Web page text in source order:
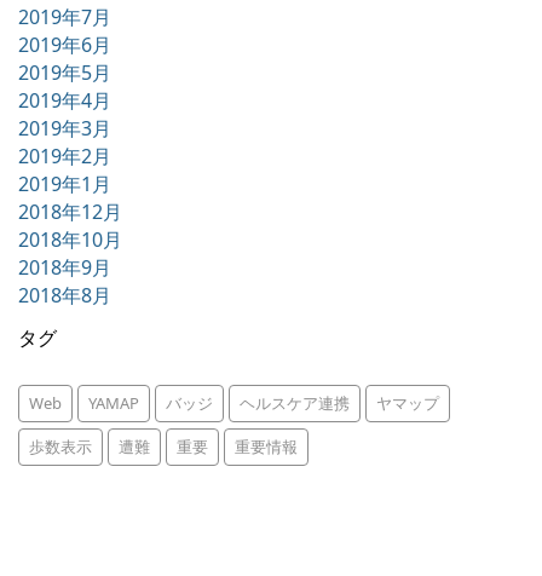
2019年7月
2019年6月
2019年5月
2019年4月
2019年3月
2019年2月
2019年1月
2018年12月
2018年10月
2018年9月
2018年8月
タグ
Web YAMAP バッジ ヘルスケア連携
ヤマップ
歩数表示
遭難 重要 重要情報